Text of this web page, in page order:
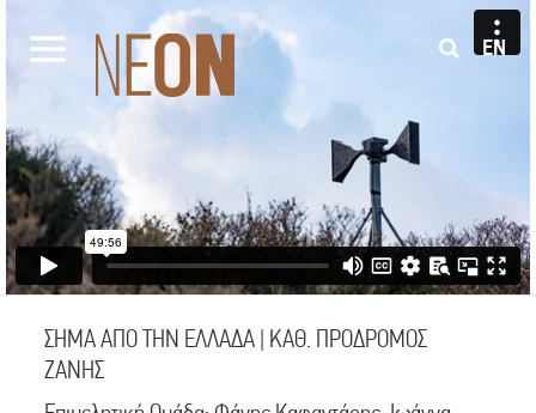
EN
ΣΗΜΑ ΑΠΟ ΤΗΝ ΕΛΛΑΔΑ | ΚΑΘ. ΠΡΟΔΡΟΜΟΣ
ΖΑΝΗΣ